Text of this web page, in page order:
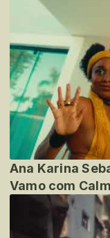
Ana Karina
Vamo com